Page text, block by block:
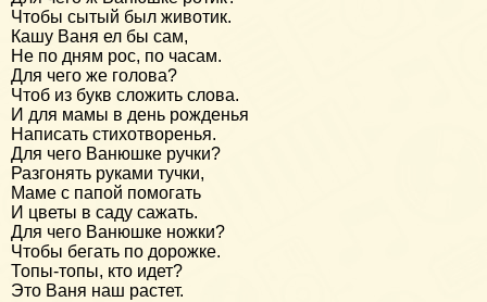
Чтобы сытый был животик.
Кашу Ваня ел бы сам,
Не по дням рос, по часам.
Для чего же голова?
Чтоб из букв сложить слова.
И для мамы в день рожденья
Написать стихотворенья.
Для чего Ванюшке ручки?
Разгонять руками тучки,
Маме с папой помогать
И цветы в саду сажать.
Для чего Ванюшке ножки?
Чтобы бегать по дорожке.
Топы-топы, кто идет?
Это Ваня наш растет.